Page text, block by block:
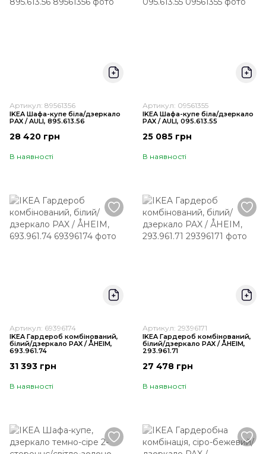
Артикул: 89561356
IKEA Шафа-купе біла/дзеркало
PAX / AULI, 895.613.56
28 420 грн
В наявності
Артикул: 09561355
IKEA Шафа-купе біла/дзеркало
PAX / AULI, 095.613.55
25 085 грн
В наявності
Артикул: 69396174
IKEA Гардероб комбінований,
білий/дзеркало PAX / ÅHEIM,
693.961.74
31 393 грн
В наявності
Артикул: 29396171
IKEA Гардероб комбінований,
білий/дзеркало PAX / ÅHEIM,
293.961.71
27 478 грн
В наявності